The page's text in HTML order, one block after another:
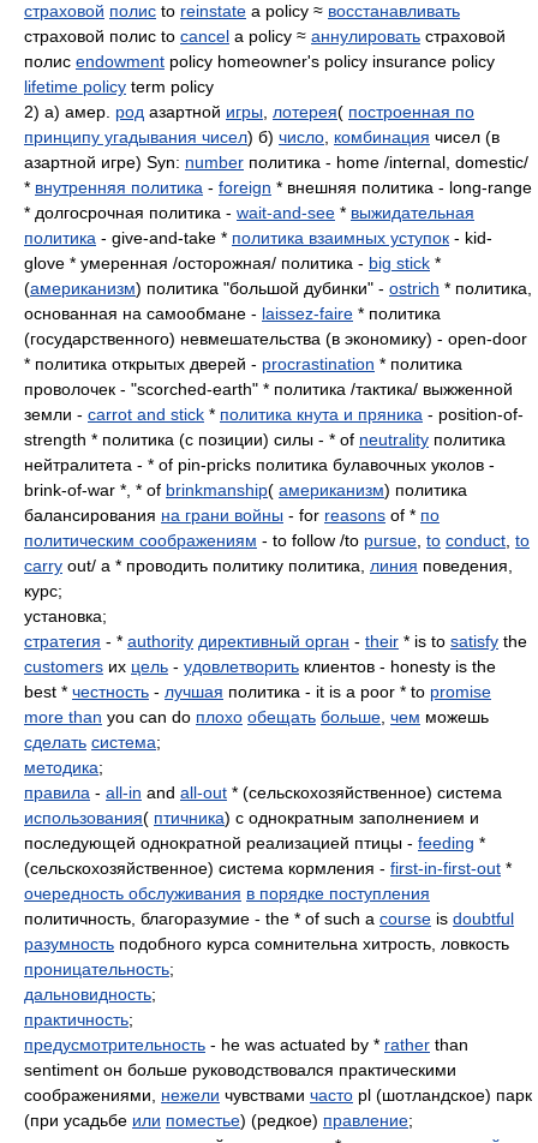
страховой полис to reinstate a policy ≈ восстанавливать
страховой полис to cancel a policy ≈ аннулировать страховой
полис endowment policy homeowner's policy insurance policy
lifetime policy term policy
2) а) амер. род азартной игры лотерея( построенная по
принципу угадывания чисел) б) число комбинация чисел (в
азартной игре) Syn: number политика - home /internal, domestic/
* внутренняя политика - foreign * внешняя политика - long-range
* долгосрочная политика - wait-and-see * выжидательная
политика - give-and-take * политика взаимных уступок - kid-
glove * умеренная /осторожная/ политика - big stick *
(американизм) политика "большой дубинки" - ostrich * политика,
основанная на самообмане - laissez-faire * политика
(государственного) невмешательства (в экономику) - open-door
* политика открытых дверей - procrastination * политика
проволочек - "scorched-earth" * политика /тактика/ выжженной
земли - carrot and stick * политика кнута и пряника - position-of-
strength * политика (с позиции) силы - * of neutrality политика
нейтралитета - * of pin-pricks политика булавочных уколов -
brink-of-war *, * of brinkmanship( американизм) политика
балансирования на грани войны - for reasons of * по
политическим соображениям - to follow /to pursue to conduct to
carry out/ a * проводить политику политика, линия поведения,
курс;
установка;
стратегия - * authority директивный орган - their * is to satisfy the
customers их цель - удовлетворить клиентов - honesty is the
best * честность - лучшая политика - it is a poor * to promise
more than you can do плохо обещать больше чем можешь
сделать система;
методика;
правила - all-in and all-out * (сельскохозяйственное) система
использования( птичника) с однократным заполнением и
последующей однократной реализацией птицы - feeding *
(сельскохозяйственное) система кормления - first-in-first-out *
очередность обслуживания в порядке поступления
политичность, благоразумие - the * of such a course is doubtful
разумность подобного курса сомнительна хитрость, ловкость
проницательность;
дальновидность;
практичность;
предусмотрительность - he was actuated by * rather than
sentiment он больше руководствовался практическими
соображениями, нежели чувствами часто pl (шотландское) парк
(при усадьбе или поместье) (редкое) правление;